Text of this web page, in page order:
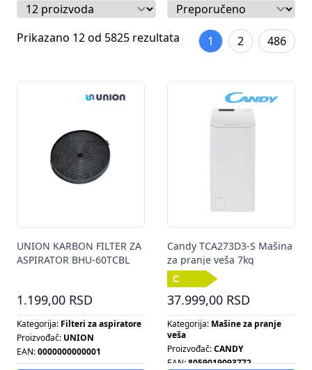
Prikazano 12 od 5825 rezultata 1 2 486
UNION KARBON FILTER ZA
ASPIRATOR BHU-60TCBL
1.199,00 RSD
Kategorija: Filteri za aspiratore
Proizvođač: UNION
EAN:0000000000001
Candy TCA273D3-S Mašina
za pranje veša 7kg
37.999,00 RSD
Kategorija: Mašine za pranje
veša
Proizvođač:CANDY
EAN:8059019093772